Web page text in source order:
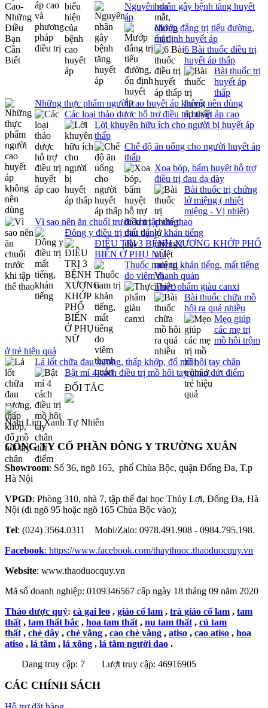
Nguyên nhân gây bệnh tăng huyết
áp
Mướp đắng trị tiểu đường,
ổn định huyết áp
6 Bài thuốc điều trị
huyết áp thấp
Bài thuốc trị
huyết áp
thấp
Những thực phẩm người cao huyết áp không nên dùng
Các loại thảo dược hỗ trợ điều trị huyết áp cao
Lời khuyên hữu ích cho người bị huyết áp
thấp
Chế độ ăn uống cho người huyết áp
thấp
Xoa bóp, bấm huyệt hỗ trợ
điều trị đau dạ dày
Bài thuốc trị chứng
lở miệng ( nhiệt
miệng - Vị nhiệt)
Vì sao nên ăn chuối trước khi tập thể thao
Đông y điều trị mất tiếng, khản tiếng
ĐIỀU TRỊ 3 BỆNH XƯƠNG KHỚP PHỔ
BIẾN Ở PHỤ NỮ
Thuốc nam trị khản tiếng, mất tiếng
do viêm thanh quản
Thực phẩm giàu canxi
Bài thuốc chữa mồ
hôi ra quá nhiều
Mẹo giúp
các mẹ trị
mồ hôi trộm
ở trẻ hiệu quả
Lá lốt chữa đau xương, thấp khớp, đổ mồ hôi tay chân
Bật mí 4 cách điều trị mồ hôi tay chân dứt điểm
ĐỐI TÁC
Nấm Lim Xanh Tự Nhiên
CÔNG TY CỔ PHẦN ĐÔNG Y TRƯỜNG XUÂN
Showroom: Số 36, ngõ 165, phố Chùa Bộc, quận Đống Đa, T.p
Hà Nội
VPGD: Phòng 310, nhà 7, tập thể đại học Thủy Lợi, Đống Đa, Hà
Nội (đi ngõ 95 hoặc ngõ 165 Chùa Bộc vào);
Tel: (024) 3564.0311 Mobi/Zalo: 0978.491.908 - 0984.795.198.
Facebook: https://www.facebook.com/thaythuoc.thaoduocquy.vn
Website: www.thaoduocquy.vn
Mã số doanh nghiệp: 0109346567 cấp ngày 18 tháng 09 năm 2020
Thảo dược quý: cà gai leo , giảo cổ lam , trà giảo cổ lam , tam
thất, tam thất bắc , hoa tam thất, nụ tam thất, củ tam
thất, chè dây , chè vằng , cao chè vằng , atiso , cao atiso , hoa
atiso , lá tắm , lá xông , lá tắm người dao .
Đang truy cập: 7
Lượt truy cập: 46916905
CÁC CHÍNH SÁCH